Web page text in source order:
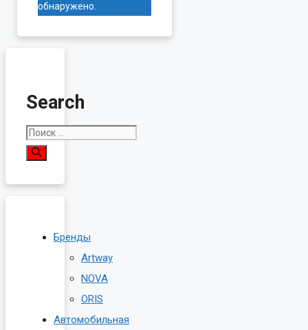
обнаружено.
Search
Поиск:
Бренды
Artway
NOVA
ORIS
Автомобильная